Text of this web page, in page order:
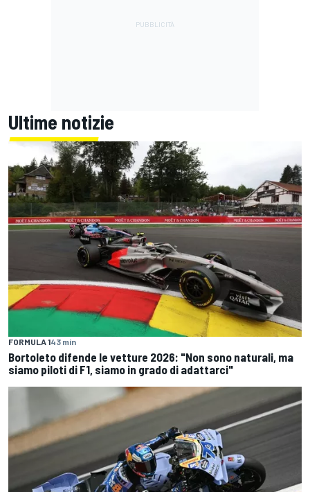
Ultime notizie
FORMULA 143 min
Bortoleto difende le vetture 2026: "Non sono naturali, ma
siamo piloti di F1, siamo in grado di adattarci"